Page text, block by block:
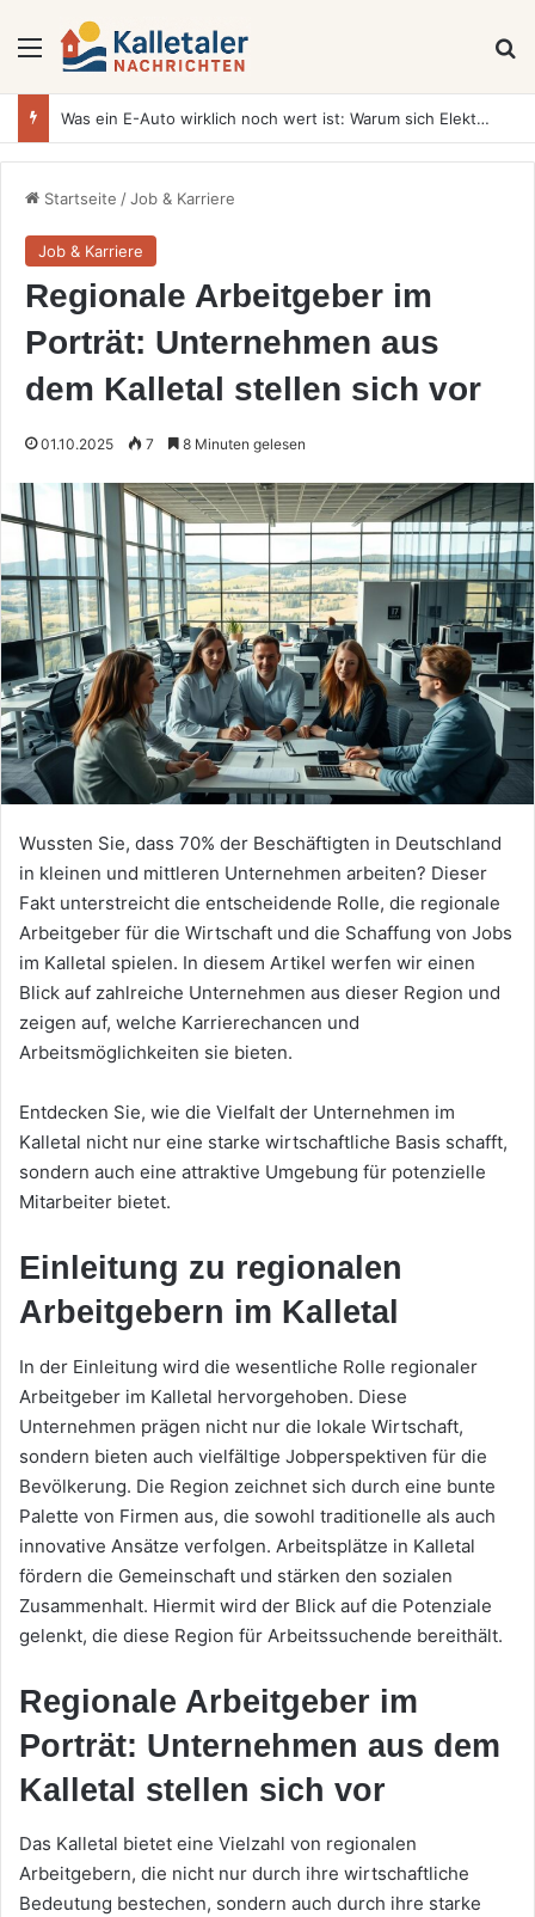
Menü
Was ein E-Auto wirklich noch wert ist: Warum sich Elektrofahrzeuge bei der Wertermittlung anders verhalten als Verbrenner
Startseite /Job & Karriere
Job & Karriere
Regionale Arbeitgeber im
Porträt: Unternehmen aus
dem Kalletal stellen sich vor
01.10.2025 7 8 Minuten gelesen
Wussten Sie, dass 70% der Beschäftigten in Deutschland
in kleinen und mittleren Unternehmen arbeiten? Dieser
Fakt unterstreicht die entscheidende Rolle, die regionale
Arbeitgeber für die Wirtschaft und die Schaffung von Jobs
im Kalletal spielen. In diesem Artikel werfen wir einen
Blick auf zahlreiche Unternehmen aus dieser Region und
zeigen auf, welche Karrierechancen und
Arbeitsmöglichkeiten sie bieten.
Entdecken Sie, wie die Vielfalt der Unternehmen im
Kalletal nicht nur eine starke wirtschaftliche Basis schafft,
sondern auch eine attraktive Umgebung für potenzielle
Mitarbeiter bietet.
Einleitung zu regionalen
Arbeitgebern im Kalletal
In der Einleitung wird die wesentliche Rolle regionaler
Arbeitgeber im Kalletal hervorgehoben. Diese
Unternehmen prägen nicht nur die lokale Wirtschaft,
sondern bieten auch vielfältige Jobperspektiven für die
Bevölkerung. Die Region zeichnet sich durch eine bunte
Palette von Firmen aus, die sowohl traditionelle als auch
innovative Ansätze verfolgen. Arbeitsplätze in Kalletal
fördern die Gemeinschaft und stärken den sozialen
Zusammenhalt. Hiermit wird der Blick auf die Potenziale
gelenkt, die diese Region für Arbeitssuchende bereithält.
Regionale Arbeitgeber im
Porträt: Unternehmen aus dem
Kalletal stellen sich vor
Das Kalletal bietet eine Vielzahl von regionalen
Arbeitgebern, die nicht nur durch ihre wirtschaftliche
Bedeutung bestechen, sondern auch durch ihre starke